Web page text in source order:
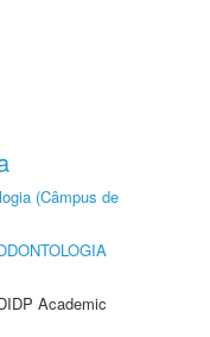
(Câmpus de
Academic